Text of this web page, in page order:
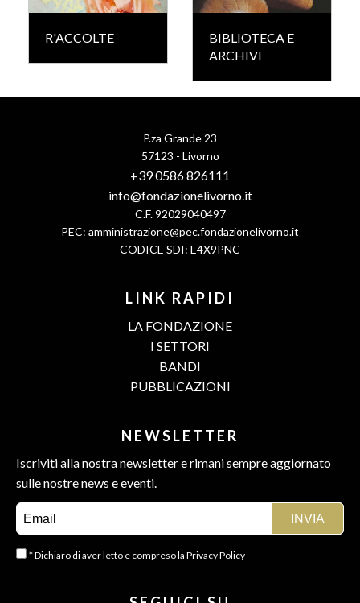
R'ACCOLTE
BIBLIOTECA E
ARCHIVI
P.za Grande 23
57123 - Livorno
+39 0586 826111
info@fondazionelivorno.it
C.F. 92029040497
PEC: amministrazione@pec.fondazionelivorno.it
CODICE SDI: E4X9PNC
LINK RAPIDI
LA FONDAZIONE
I SETTORI
BANDI
PUBBLICAZIONI
NEWSLETTER
Iscriviti alla nostra newsletter e rimani sempre aggiornato
sulle nostre news e eventi.
* Dichiaro di aver letto e compreso la Privacy Policy